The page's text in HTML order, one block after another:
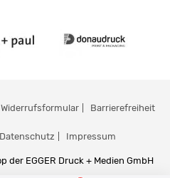
der EGGER Druck + Medien GmbH
Widerrufsformular Barrierefreiheit
Datenschutz Impressum